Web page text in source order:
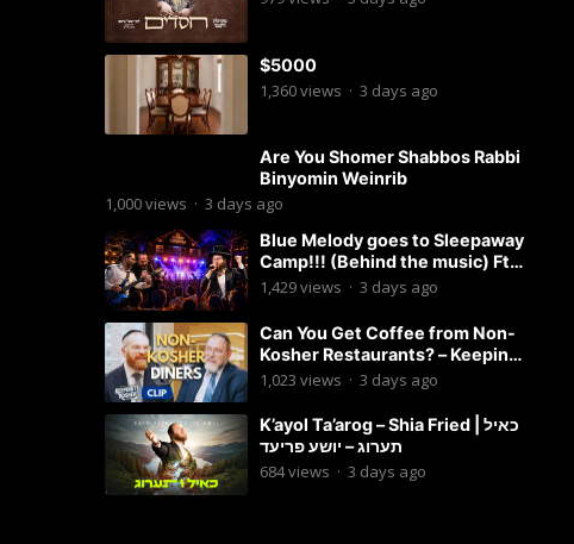
$5000
1,360views · 3 days ago
Are You Shomer Shabbos Rabbi
Binyomin Weinrib
1,000views · 3 days ago
Blue Melody goes to Sleepaway
Camp!!! (Behind the music) Ft.
Dovid Berger and Chaim Brown
1,429views · 3 days ago
Can You Get Coffee from Non-
Kosher Restaurants? – Keeping
it Kosher Clips
1,023 views · 3 days ago
K’ayol Ta’arog – Shia Fried | כאיל
תערוג – יושע פריעד
684views · 3 days ago